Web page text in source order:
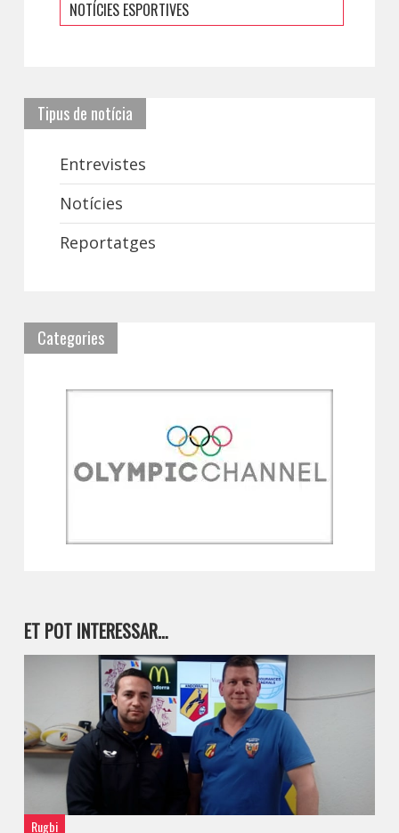
NOTÍCIES ESPORTIVES
Tipus de notícia
Entrevistes
Notícies
Reportatges
Categories
ET POT INTERESSAR…
Rugbi